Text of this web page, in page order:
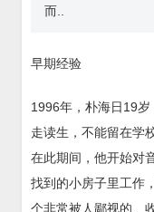
而..
早期经验
1996年，朴海日19
走读生，不能留在学
在此期间，他开始对
找到的小房子里工作
个非常被人鄙视的、